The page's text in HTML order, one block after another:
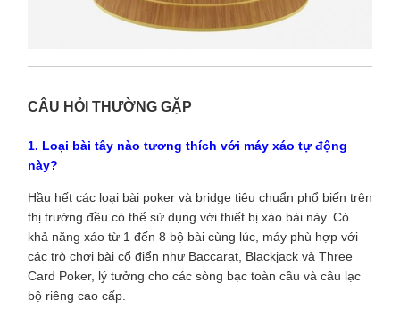
CÂU HỎI THƯỜNG GẶP
1. Loại bài tây nào tương thích với máy xáo tự động
này?
Hầu hết các loại bài poker và bridge tiêu chuẩn phổ biến trên
thị trường đều có thể sử dụng với thiết bị xáo bài này. Có
khả năng xáo từ 1 đến 8 bộ bài cùng lúc, máy phù hợp với
các trò chơi bài cổ điển như Baccarat, Blackjack và Three
Card Poker, lý tưởng cho các sòng bạc toàn cầu và câu lạc
bộ riêng cao cấp.